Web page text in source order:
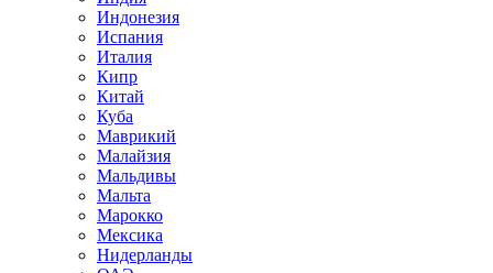
Индонезия
Испания
Италия
Кипр
Китай
Куба
Маврикий
Малайзия
Мальдивы
Мальта
Марокко
Мексика
Нидерланды